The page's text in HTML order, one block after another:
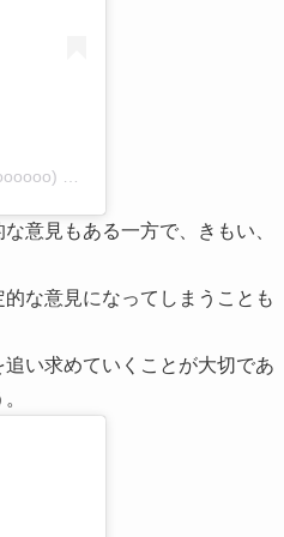
意見もある一方で、きもい、
な意見になってしまうことも
い求めていくことが大切であ